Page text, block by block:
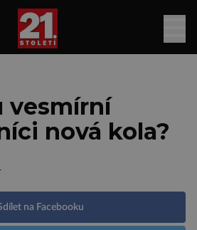
vesmírní
nová kola?
na Facebooku